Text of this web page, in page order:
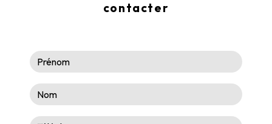
contacter